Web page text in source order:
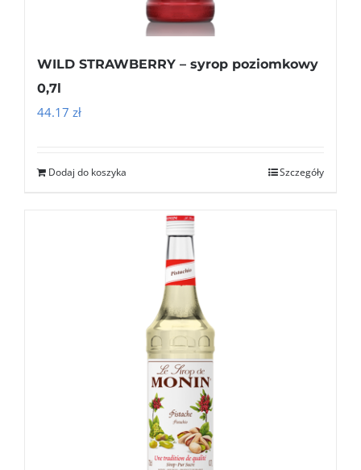
WILD STRAWBERRY – syrop poziomkowy
0,7l
44.17 zł
Dodaj do koszyka Szczegóły